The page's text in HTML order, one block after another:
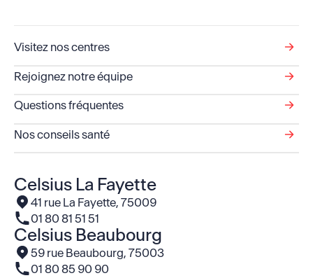
Celsius La Fayette
41 rue La Fayette, 75009
Voir l'adresse
01 80 81 51 51
Le numéro de téléphone
Celsius Beaubourg
59 rue Beaubourg, 75003
Voir l'adresse
01 80 85 90 90
Le numéro de téléphone
Visitez nos centres
Rejoignez notre équipe
Questions fréquentes
Nos conseils santé